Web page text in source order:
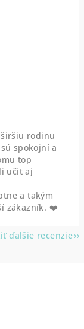
hviezdičiek.
hviezdičiek.
hviezdičiek.
rodinu
spokojní a
top
učit aj
a takým
zákazník. ❤️
ďalšie recenzie